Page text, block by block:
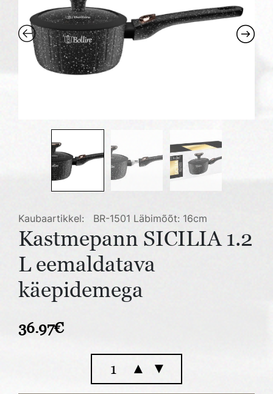
Kaubaartikkel: BR-1501 Läbimõõt: 16cm
Kastmepann SICILIA 1.2
L eemaldatava
käepidemega
36.97€
Kastmepann
▲ ▼